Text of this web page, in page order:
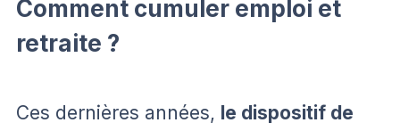
Comment cumuler emploi et
retraite ?
Ces dernières années, le dispositif de